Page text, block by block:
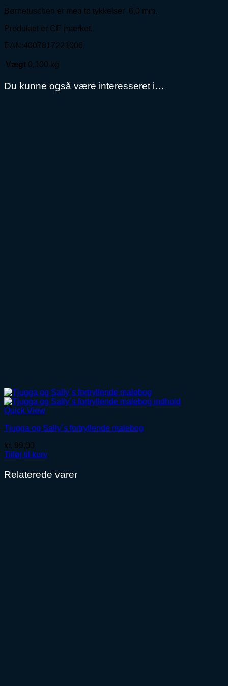
Børnetuschen er med to tykkelser 6,0 mm.
Produktet er CE mærket.
EAN:4007817221006
Vægt 0,100 kg
Du kunne også være interesseret i…
Quick View
Tjugga og Sally´s fortryllende malebog
kr. 99,00
Tilføj til kurv
Relaterede varer